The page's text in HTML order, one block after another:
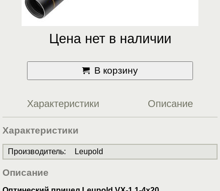
Цена нет в наличии
В корзину
Характеристики Описание
Характеристики
Производитель: Leupold
Описание